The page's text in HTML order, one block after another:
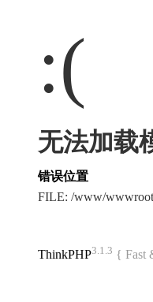
:(
无法加载
错误位置
FILE: /www/
ThinkPHP3.1.3 { Fast